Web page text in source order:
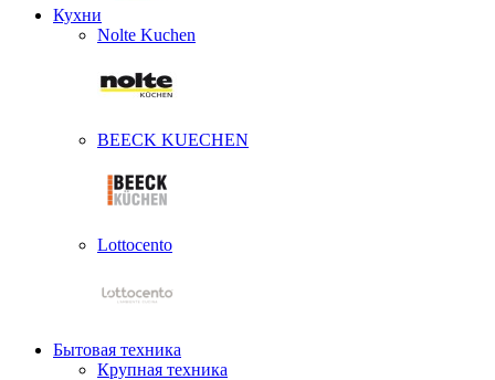
Кухни
Nolte Kuchen
BEECK KUECHEN
Lottocento
Бытовая техника
Крупная техника